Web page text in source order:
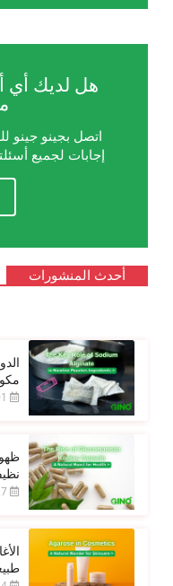
هل لديك أي
اتصل بجينو جينو
إجابات لجميع
أحدث المنشورات
2025-07-01
2025-06-27